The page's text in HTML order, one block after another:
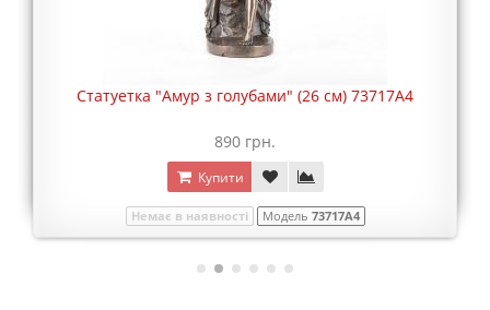
Статуетка "Амур з голубами" (26 см) 73717A4
890 грн.
Купити
Немає в наявності Модель 73717A4